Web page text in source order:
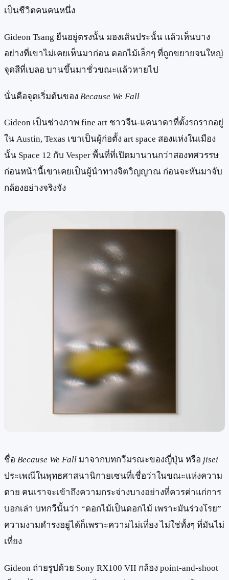
เป็นชีวิตคนคนหนึ่ง
Gideon Tsang ยืนอยู่ตรงนั้น มองเส้นประนั้น แล้วเห็นบาง
อย่างที่เขาไม่เคยเห็นมาก่อน ดอกไม้เล็กๆ ที่ถูกขยายจนใหญ่
จุดสีที่เบลอ บานขึ้นมาชั่วขณะแล้วหายไป
นั่นคือจุดเริ่มต้นของ Because We Fall
Gideon เป็นช่างภาพ fine art ชาวจีน-แคนาดาที่ตั้งรกรากอยู่
ใน Austin, Texas เขาเป็นผู้ก่อตั้ง art space สองแห่งในเมือง
นั้น Space 12 กับ Vesper พื้นที่ที่เปิดมานานกว่าสองทศวรรษ
ก่อนหน้านี้เขาเคยเป็นผู้นำทางจิตวิญญาณ ก่อนจะหันมาจับ
กล้องอย่างจริงจัง
ชื่อ Because We Fall มาจากบทกวีมรณะของญี่ปุ่น หรือ jisei
ประเพณีในพุทธศาสนานิกายเซนที่เชื่อว่าในขณะแห่งความ
ตาย คนเราจะเข้าถึงความกระจ่างบางอย่างที่ควรค่าแก่การ
บอกเล่า บทกวีนั้นว่า “ดอกไม้เป็นดอกไม้ เพราะมันร่วงโรย”
ความงามดำรงอยู่ได้ก็เพราะความไม่เที่ยง ไม่ใช่ทั้งๆ ที่มันไม่
เที่ยง
Gideon ถ่ายรูปด้วย Sony RX100 VII กล้อง point-and-shoot